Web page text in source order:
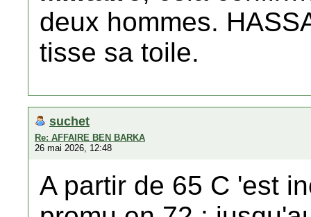
deux hommes.
tisse sa toile.
suchet
Re: AFFAIRE BEN BARKA
26 mai 2026, 12:48
A partir de 65 C 'est